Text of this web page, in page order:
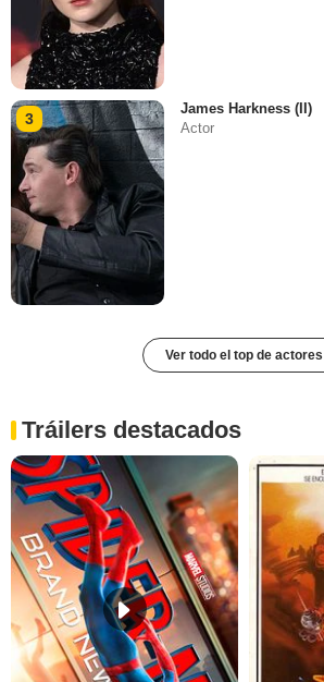
3
James Harkness (II)
Actor
Ver todo el top de actores
Tráilers destacados